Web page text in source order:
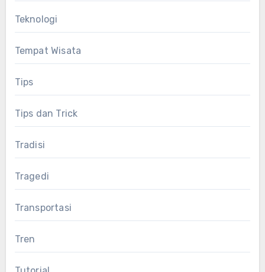
Teknologi
Tempat Wisata
Tips
Tips dan Trick
Tradisi
Tragedi
Transportasi
Tren